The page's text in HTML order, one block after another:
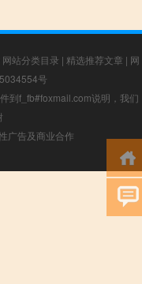
网站分类目录 | 精选推荐文章 | 网
号
到f_fb#foxmail.com说明，我们
广告及商业合作